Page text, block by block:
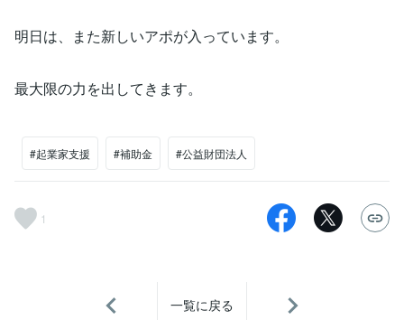
明日は、また新しいアポが入っています。
最大限の力を出してきます。
#起業家支援 #補助金 #公益財団法人
1
一覧に戻る